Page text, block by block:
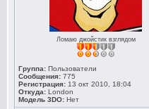
Ломаю джойстик взглядом
Группа: Пользователи
Сообщения: 775
Регистрация: 13 окт 2010, 18:04
Откуда: London
Модель 3DO: Нет